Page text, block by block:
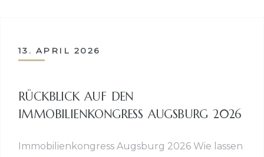
13. APRIL 2026
RÜCKBLICK AUF DEN
IMMOBILIENKONGRESS AUGSBURG 2026
Immobilienkongress Augsburg 2026 Wie lassen